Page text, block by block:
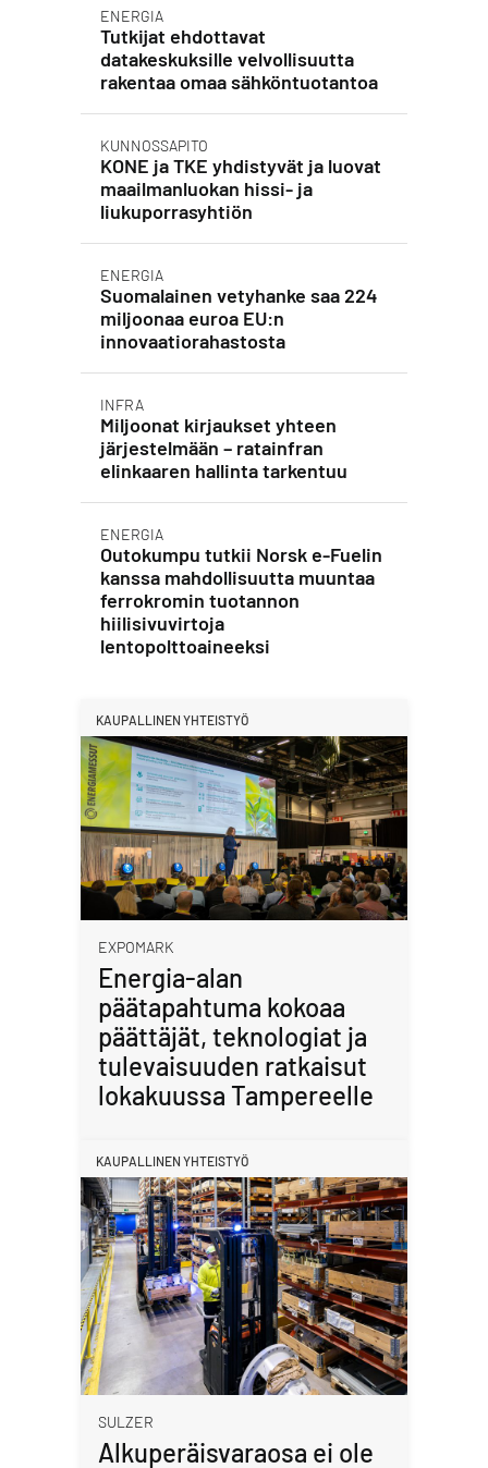
ENERGIA
Tutkijat ehdottavat
datakeskuksille velvollisuutta
rakentaa omaa sähköntuotantoa
KUNNOSSAPITO
KONE ja TKE yhdistyvät ja luovat
maailmanluokan hissi- ja
liukuporrasyhtiön
ENERGIA
Suomalainen vetyhanke saa 224
miljoonaa euroa EU:n
innovaatiorahastosta
INFRA
Miljoonat kirjaukset yhteen
järjestelmään – ratainfran
elinkaaren hallinta tarkentuu
ENERGIA
Outokumpu tutkii Norsk e-Fuelin
kanssa mahdollisuutta muuntaa
ferrokromin tuotannon
hiilisivuvirtoja
lentopolttoaineeksi
KAUPALLINEN YHTEISTYÖ
EXPOMARK
Energia-alan
päätapahtuma kokoaa
päättäjät, teknologiat ja
tulevaisuuden ratkaisut
lokakuussa Tampereelle
KAUPALLINEN YHTEISTYÖ
SULZER
Alkuperäisvaraosa ei ole